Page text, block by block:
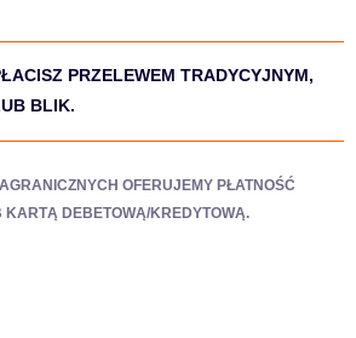
PRZELEWEM TRADYCYJNYM,
BLIK.
OFERUJEMY PŁATNOŚĆ
KARTĄ DEBETOWĄ/KREDYTOWĄ.